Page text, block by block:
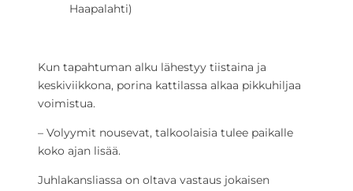
Haapalahti)
Kun tapahtuman alku lähestyy tiistaina ja
keskiviikkona, porina kattilassa alkaa pikkuhiljaa
voimistua.
– Volyymit nousevat, talkoolaisia tulee paikalle
koko ajan lisää.
Juhlakansliassa on oltava vastaus jokaisen